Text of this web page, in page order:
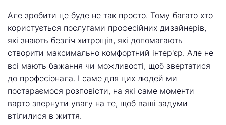
Але зробити це буде не так просто. Тому багато хто
користується послугами професійних дизайнерів,
які знають безліч хитрощів, які допомагають
створити максимально комфортний інтер'єр. Але не
всі мають бажання чи можливості, щоб звертатися
до професіонала. І саме для цих людей ми
постараємося розповісти, на які саме моменти
варто звернути увагу на те, щоб ваші задуми
втілилися в життя.